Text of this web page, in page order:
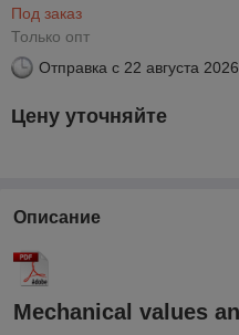
Под заказ
Только опт
Отправка с 22 августа 2026
Цену уточняйте
Описание
Mechanical values